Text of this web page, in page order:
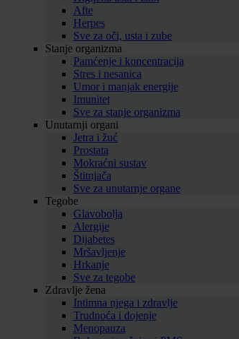
Afte
Herpes
Sve za oči, usta i zube
Stanje organizma
Pamćenje i koncentracija
Stres i nesanica
Umor i manjak energije
Imunitet
Sve za stanje organizma
Unutarnji organi
Jetra i žuć
Prostata
Mokraćni sustav
Štitnjača
Sve za unutarnje organe
Tegobe
Glavobolja
Alergije
Dijabetes
Mršavljenje
Hrkanje
Sve za tegobe
Zdravlje žena
Intimna njega i zdravlje
Trudnoća i dojenje
Menopauza